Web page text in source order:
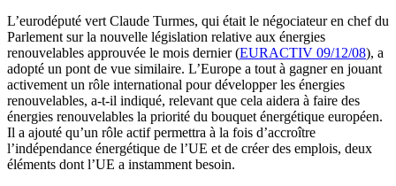
L’eurodéputé vert Claude Turmes, qui était le négociateur en chef du
Parlement sur la nouvelle législation relative aux énergies
renouvelables approuvée le mois dernier (EURACTIV 09/12/08), a
adopté un pont de vue similaire. L’Europe a tout à gagner en jouant
activement un rôle international pour développer les énergies
renouvelables, a-t-il indiqué, relevant que cela aidera à faire des
énergies renouvelables la priorité du bouquet énergétique européen.
Il a ajouté qu’un rôle actif permettra à la fois d’accroître
l’indépendance énergétique de l’UE et de créer des emplois, deux
éléments dont l’UE a instamment besoin.